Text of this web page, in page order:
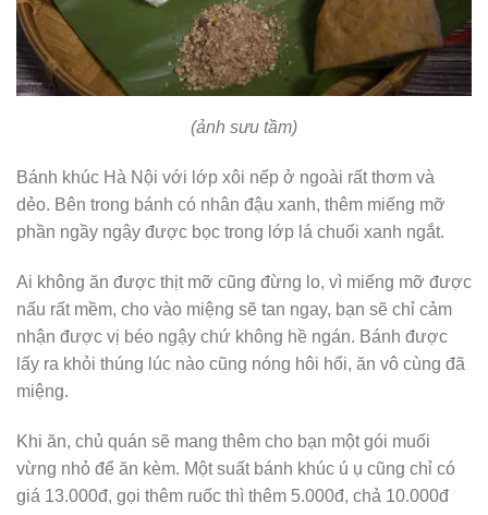
(ảnh sưu tầm)
Bánh khúc Hà Nội với lớp xôi nếp ở ngoài rất thơm và
dẻo. Bên trong bánh có nhân đậu xanh, thêm miếng mỡ
phần ngầy ngậy được bọc trong lớp lá chuối xanh ngắt.
Ai không ăn được thịt mỡ cũng đừng lo, vì miếng mỡ được
nấu rất mềm, cho vào miệng sẽ tan ngay, bạn sẽ chỉ cảm
nhận được vị béo ngậy chứ không hề ngán. Bánh được
lấy ra khỏi thúng lúc nào cũng nóng hôi hổi, ăn vô cùng đã
miệng.
Khi ăn, chủ quán sẽ mang thêm cho bạn một gói muối
vừng nhỏ để ăn kèm. Một suất bánh khúc ú ụ cũng chỉ có
giá 13.000đ, gọi thêm ruốc thì thêm 5.000đ, chả 10.000đ